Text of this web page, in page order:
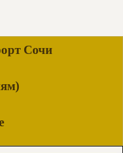
Сочи